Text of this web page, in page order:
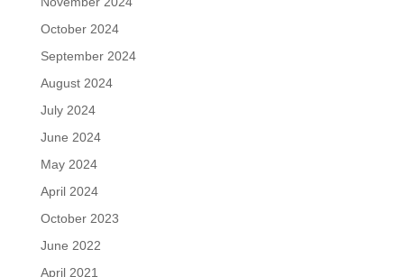
October 2024
September 2024
August 2024
July 2024
June 2024
May 2024
April 2024
October 2023
June 2022
April 2021